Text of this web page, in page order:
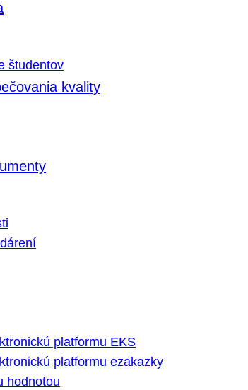
študentov
kvality
platformu EKS
platformu ezakazky
hodnotou